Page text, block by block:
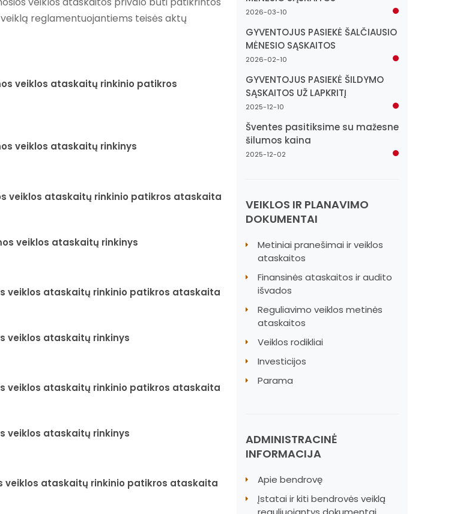
reglamentuojantiems teisės aktų
veiklos ataskaitų rinkinio patikros
veiklos ataskaitų rinkinys
veiklos ataskaitų rinkinio patikros ataskaita
veiklos ataskaitų rinkinys
veiklos ataskaitų rinkinio patikros ataskaita
veiklos ataskaitų rinkinys
veiklos ataskaitų rinkinio patikros ataskaita
veiklos ataskaitų rinkinys
veiklos ataskaitų rinkinio patikros ataskaita
2026-03-10
GYVENTOJUS PASIEKĖ ŠALČIAUSIO
MĖNESIO SĄSKAITOS
2026-02-10
GYVENTOJUS PASIEKĖ ŠILDYMO
SĄSKAITOS UŽ LAPKRITĮ
2025-12-10
Šventes pasitiksime su mažesne
šilumos kaina
2025-12-02
VEIKLOS IR PLANAVIMO
DOKUMENTAI
Metiniai pranešimai ir veiklos
ataskaitos
Finansinės ataskaitos ir audito
išvados
Reguliavimo veiklos metinės
ataskaitos
Veiklos rodikliai
Investicijos
Parama
ADMINISTRACINĖ
INFORMACIJA
Apie bendrovę
Įstatai ir kiti bendrovės veiklą